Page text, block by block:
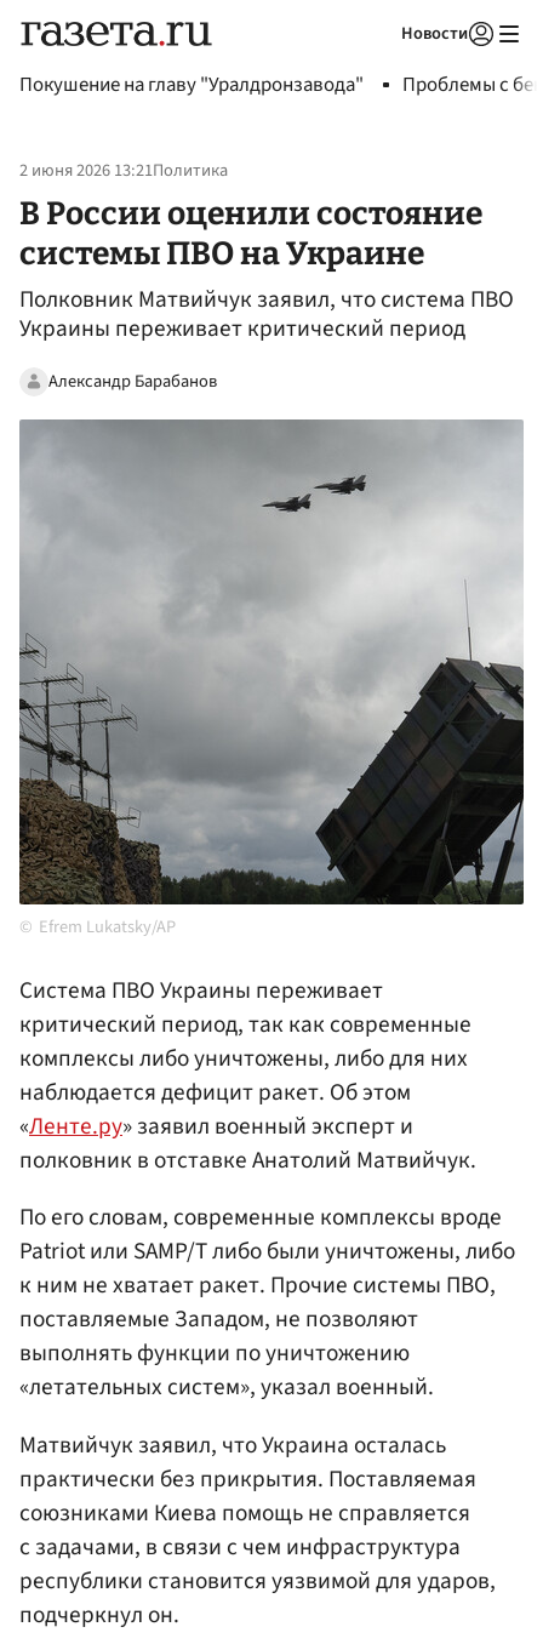
Новости
Покушение на главу "Уралдронзавода" Проблемы с
2 июня 2026 13:21Политика
В России оценили состояние
системы ПВО на Украине
Полковник Матвийчук заявил, что система ПВО
Украины переживает критический период
Александр Барабанов
Efrem Lukatsky/AP
Система ПВО Украины переживает
критический период, так как современные
комплексы либо уничтожены, либо для них
наблюдается дефицит ракет. Об этом
«Ленте.ру» заявил военный эксперт и
полковник в отставке Анатолий Матвийчук.
По его словам, современные комплексы вроде
Patriot или SAMP/T либо были уничтожены, либо
к ним не хватает ракет. Прочие системы ПВО,
поставляемые Западом, не позволяют
выполнять функции по уничтожению
«летательных систем», указал военный.
Матвийчук заявил, что Украина осталась
практически без прикрытия. Поставляемая
союзниками Киева помощь не справляется
с задачами, в связи с чем инфраструктура
республики становится уязвимой для ударов,
подчеркнул он.